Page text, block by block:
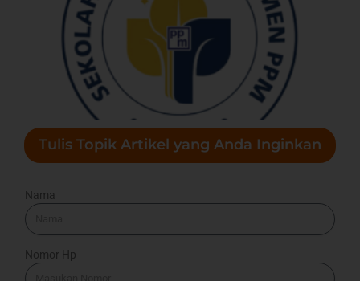
Tulis Topik Artikel yang Anda Inginkan
Nama
Nomor Hp